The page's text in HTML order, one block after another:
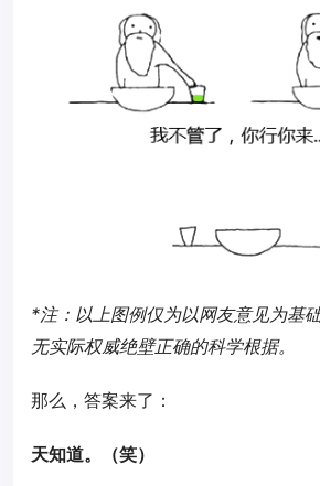
*注：以上图例仅为以网友意见为基
无实际权威绝壁正确的科学根据。
那么，答案来了：
天知道。（笑）